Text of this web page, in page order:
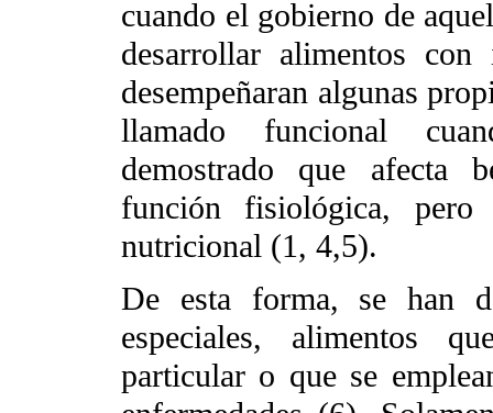
cuando el gobierno de
desarrollar alimentos
desempeñaran algunas
llamado funcional
demostrado que afecta
función fisiológica,
nutricional (1, 4,5).
De esta forma, se han
especiales, alimentos
particular o que se